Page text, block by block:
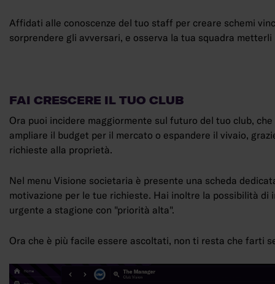
Affidati alle conoscenze del tuo staff per creare schemi
sorprendere gli avversari, e osserva la tua squadra
FAI CRESCERE IL TUO CLUB
Ora puoi incidere maggiormente sul futuro del tuo club,
ampliare il budget per il mercato o espandere il vivaio,
richieste alla proprietà.
Nel menu Visione societaria è presente una scheda
motivazione per le tue richieste. Hai inoltre la possibilità
urgente a stagione con "priorità alta".
Ora che è più facile essere ascoltati, non ti resta che farti